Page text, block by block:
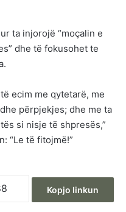
ta injorojë “moçalin e
dhe të fokusohet te
ecim me qytetarë, me
përpjekjes; dhe me ta
si nisje të shpresës,”
“Le të fitojmë!”
Kopjo linkun